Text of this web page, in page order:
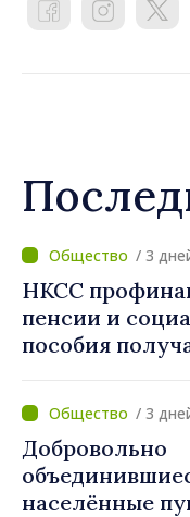
/ 3
НКСС
пенсии и
пособия
карты
/ 3
Добровольно
населённые